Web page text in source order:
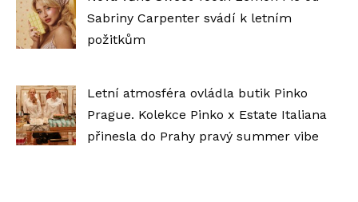
Sabriny Carpenter svádí k letním
požitkům
Letní atmosféra ovládla butik Pinko
Prague. Kolekce Pinko x Estate Italiana
přinesla do Prahy pravý summer vibe